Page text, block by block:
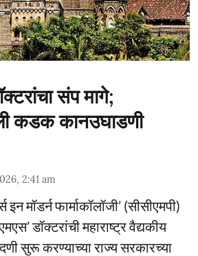
संप मागे;
कडक कानउघाडणी
2:41 am
इन मॉडर्न फार्माकॉलॉजी’ (सीसीएमपी)
डॉक्टरांची महाराष्ट्र वैद्यकीय
सुरू करण्याच्या राज्य सरकारच्या